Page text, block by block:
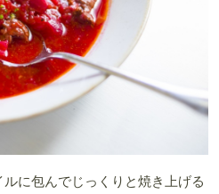
に包んでじっくりと焼き上げる